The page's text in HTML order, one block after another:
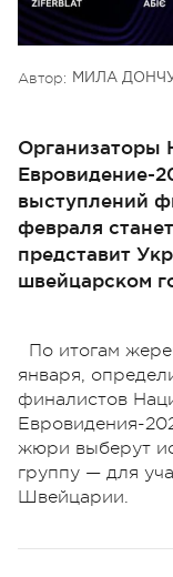
Автор: МИЛА
Организаторы
Евровидение-
выступлений
февраля
представит
швейцарском
По итогам
января,
финалистов
Евровидения-
жюри выберут
группу — для
Швейцарии.